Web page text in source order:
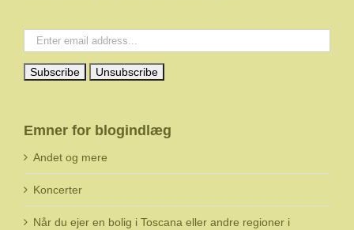
Emner for blogindlæg
Andet og mere
Koncerter
Når du ejer en bolig i Toscana eller andre regioner i